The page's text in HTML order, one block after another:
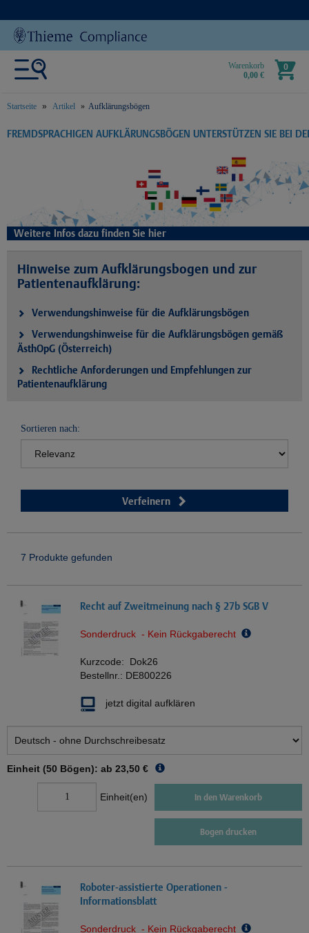
Warenkorb
0,00 €
0
Startseite Artikel Aufklärungsbögen
text.skipToContent
text.skipToNavigation
FREMDSPRACHIGEN AUFKLÄRUNGSBÖGEN UNTERSTÜTZEN SIE BEI
Weitere Infos dazu finden Sie hier
Hinweise zum Aufklärungsbogen und zur
Patientenaufklärung:
Verwendungshinweise für die Aufklärungsbögen
Verwendungshinweise für die Aufklärungsbögen gemäß
ÄsthOpG (Österreich)
Rechtliche Anforderungen und Empfehlungen zur
Patientenaufklärung
Sortieren nach:
Verfeinern
7 Produkte gefunden
Recht auf Zweitmeinung nach § 27b SGB V
Sonderdruck - Kein Rückgaberecht
Kurzcode: Dok26
Bestellnr.: DE800226
jetzt digital aufklären
Einheit (50 Bögen): ab 23,50 €
Einheit(en) In den Warenkorb
Bogen drucken
Roboter-assistierte Operationen -
Informationsblatt
Sonderdruck - Kein Rückgaberecht